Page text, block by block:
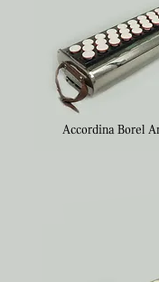
Accordina Borel